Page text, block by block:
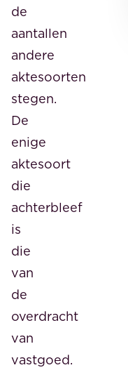
de
aantallen
andere
aktesoorten
stegen.
De
enige
aktesoort
die
achterbleef
is
die
van
de
overdracht
van
vastgoed.